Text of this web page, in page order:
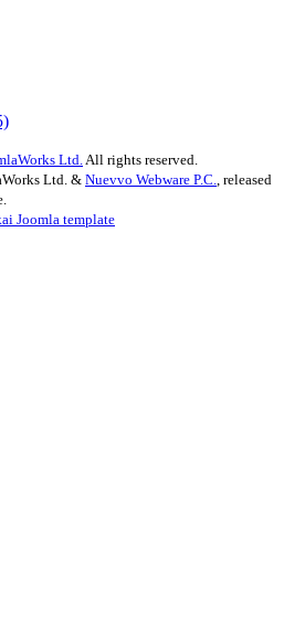
Ltd.All rights reserved.
Ltd. & Nuevvo Webware P.C., released
Joomla template